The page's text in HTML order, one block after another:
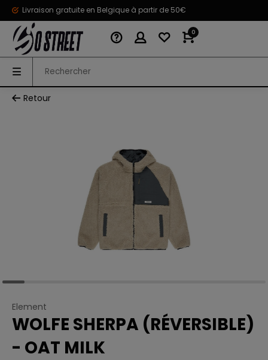
Livraison gratuite en Belgique à partir de 50€
0
Retour
Element
WOLFE SHERPA (RÉVERSIBLE)
- OAT MILK